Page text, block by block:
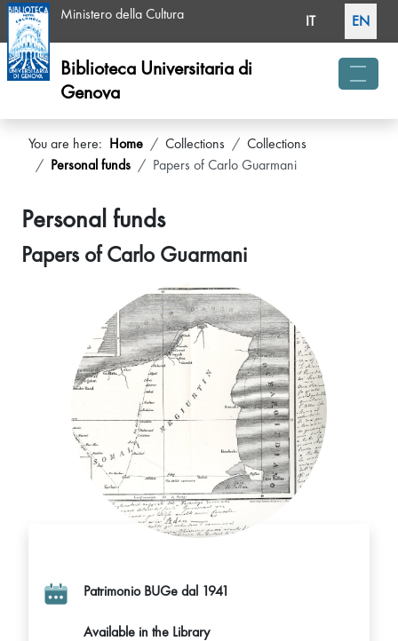
Ministero della Cultura Select your
IT EN
Biblioteca Universitaria di
Genova
menu
You are here: Home Collections
Collections
Personal funds
Papers of Carlo Guarmani
Personal funds
Papers of Carlo Guarmani
Patrimonio BUGe dal 1941
Available in the Library